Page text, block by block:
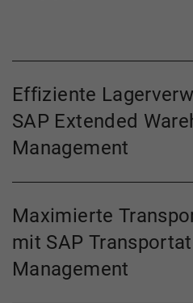
Effiziente
SAP Extended
Management
Maximierte
mit SAP
Management